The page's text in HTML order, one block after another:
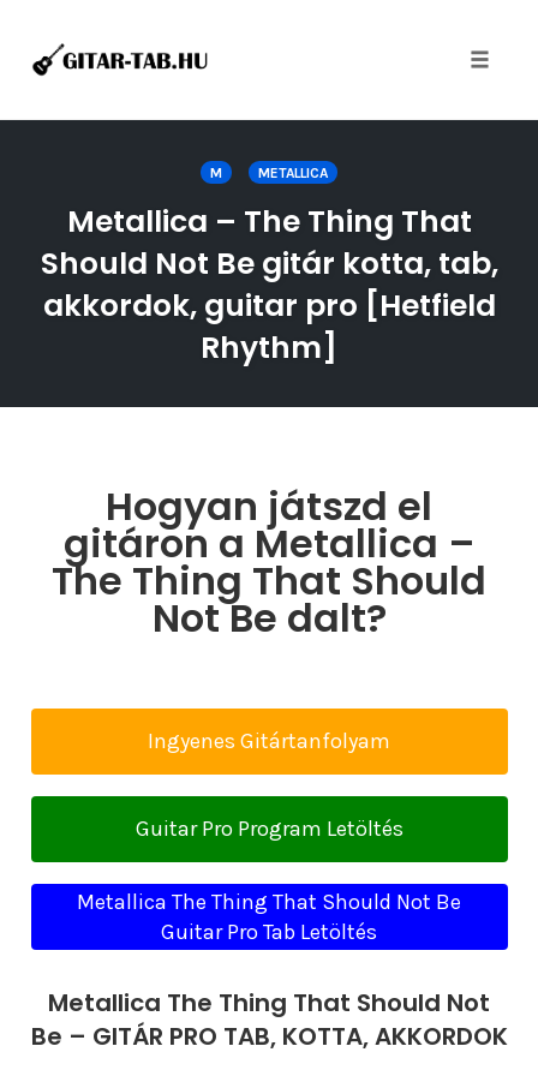
M METALLICA
Metallica – The Thing That
Should Not Be gitár kotta, tab,
akkordok, guitar pro [Hetfield
Rhythm]
Hogyan játszd el
gitáron a Metallica –
The Thing That Should
Not Be dalt?
Ingyenes Gitártanfolyam
Guitar Pro Program Letöltés
Metallica The Thing That Should Not Be
Guitar Pro Tab Letöltés
Metallica The Thing That Should Not
Be – GITÁR PRO TAB, KOTTA, AKKORDOK